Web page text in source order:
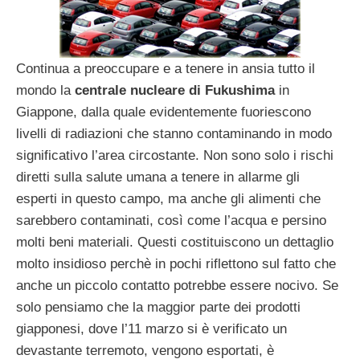
Continua a preoccupare e a tenere in ansia tutto il
mondo la centrale nucleare di Fukushimain
Giappone, dalla quale evidentemente fuoriescono
livelli di radiazioni che stanno contaminando in modo
significativo l’area circostante. Non sono solo i rischi
diretti sulla salute umana a tenere in allarme gli
esperti in questo campo, ma anche gli alimenti che
sarebbero contaminati, così come l’acqua e persino
molti beni materiali. Questi costituiscono un dettaglio
molto insidioso perchè in pochi riflettono sul fatto che
anche un piccolo contatto potrebbe essere nocivo. Se
solo pensiamo che la maggior parte dei prodotti
giapponesi, dove l’11 marzo si è verificato un
devastante terremoto, vengono esportati, è